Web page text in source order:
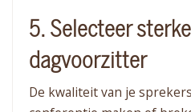
5. Selecteer
dagvoorzitter
De kwaliteit van je